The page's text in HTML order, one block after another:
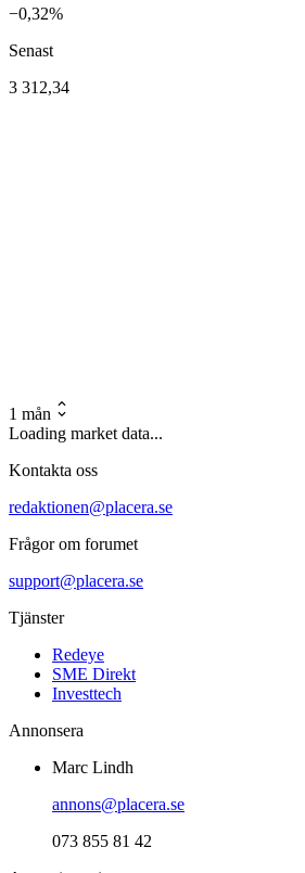
−0,32%
Senast
3 312,34
1 mån
Loading market data...
Kontakta oss
redaktionen@placera.se
Frågor om forumet
support@placera.se
Tjänster
Redeye
SME Direkt
Investtech
Annonsera
Marc Lindh
annons@placera.se
073 855 81 42